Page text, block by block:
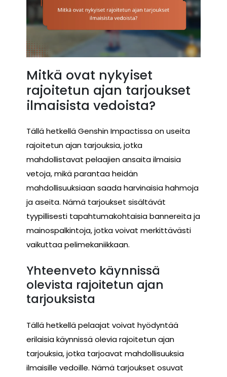
Mitkä ovat nykyiset
rajoitetun ajan tarjoukset
ilmaisista vedoista?
Tällä hetkellä Genshin Impactissa on useita
rajoitetun ajan tarjouksia, jotka
mahdollistavat pelaajien ansaita ilmaisia
vetoja, mikä parantaa heidän
mahdollisuuksiaan saada harvinaisia hahmoja
ja aseita. Nämä tarjoukset sisältävät
tyypillisesti tapahtumakohtaisia bannereita ja
mainospalkintoja, jotka voivat merkittävästi
vaikuttaa pelimekaniikkaan.
Yhteenveto käynnissä
olevista rajoitetun ajan
tarjouksista
Tällä hetkellä pelaajat voivat hyödyntää
erilaisia käynnissä olevia rajoitetun ajan
tarjouksia, jotka tarjoavat mahdollisuuksia
ilmaisille vedoille. Nämä tarjoukset osuvat